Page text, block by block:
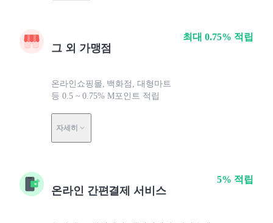
그 외 가맹점
온라인쇼핑몰, 백화점, 대형마트
등 0.5 ~ 0.75% M포인트 적립
자세히
최대 0.75% 적립
온라인 간편결제 서비스
5% 적립